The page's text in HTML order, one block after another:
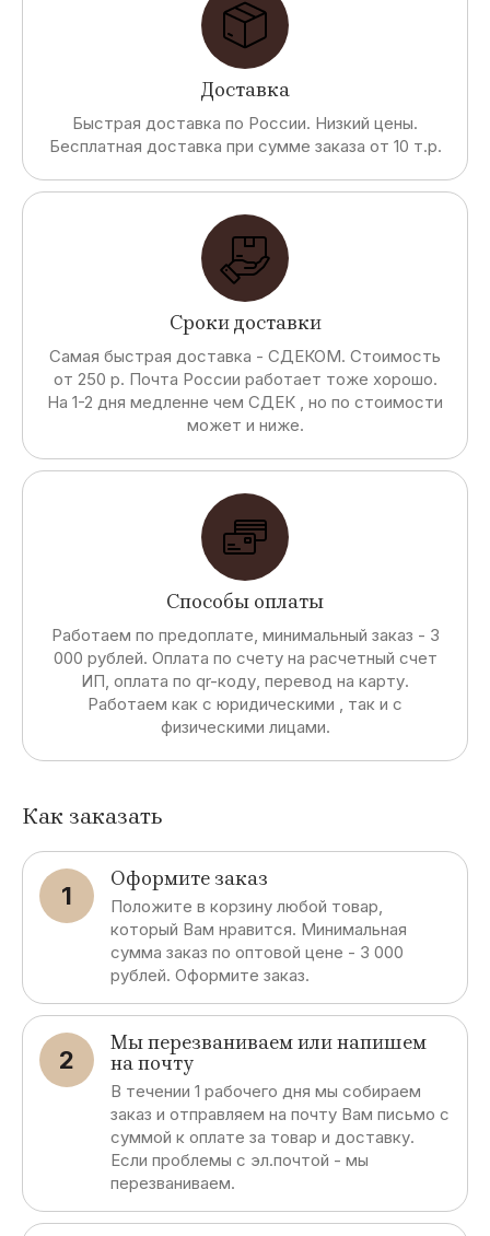
Доставка
Быстрая доставка по России. Низкий цены.
Бесплатная доставка при сумме заказа от 10 т.р.
Сроки доставки
Самая быстрая доставка - СДЕКОМ. Стоимость
от 250 р. Почта России работает тоже хорошо.
На 1-2 дня медленне чем СДЕК , но по стоимости
может и ниже.
Способы оплаты
Работаем по предоплате, минимальный заказ - 3
000 рублей. Оплата по счету на расчетный счет
ИП, оплата по qr-коду, перевод на карту.
Работаем как с юридическими , так и с
физическими лицами.
Как заказать
1
Оформите заказ
Положите в корзину любой товар,
который Вам нравится. Минимальная
сумма заказ по оптовой цене - 3 000
рублей. Оформите заказ.
2
Мы перезваниваем или напишем
на почту
В течении 1 рабочего дня мы собираем
заказ и отправляем на почту Вам письмо с
суммой к оплате за товар и доставку.
Если проблемы с эл.почтой - мы
перезваниваем.